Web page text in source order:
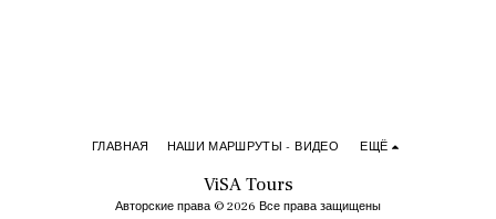
ViSA Tours
Авторские права © 2026 Все права защищены
ГЛАВНАЯ НАШИ МАРШРУТЫ - ВИДЕО ЕЩЁ